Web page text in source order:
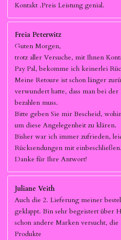
Kontakt .Preis Leistung genial.
Freia Peterwitz
Guten Morgen,
trotz aller Versuche, mit Ihnen
Pay Pal, bekomme ich keinerlei
Meine Retoure ist schon länger
verwundert hatte, dass man bei der
bezahlen muss.
Bitte geben Sie mir Bescheid,
um diese Angelegenheit zu klären.
Bisher war ich immer zufrieden,
Rücksendungen mit einbeschließen.
Danke für Ihre Antwort!
Juliane Veith
Auch die 2. Lieferung meiner
geklappt. Bin sehr begeistert über
schon andere Marken versucht,
Produkte